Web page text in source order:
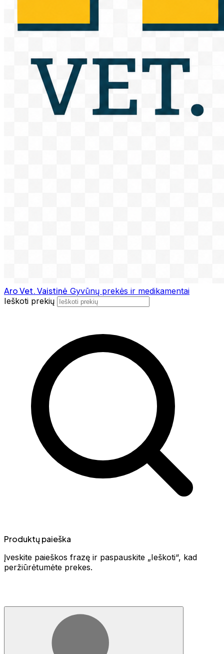
Aro Vet. Vaistinė Gyvūnų prekės ir medikamentai
Ieškoti prekių
Produktų paieška
Įveskite paieškos frazę ir paspauskite „Ieškoti“, kad
peržiūrėtumėte prekes.